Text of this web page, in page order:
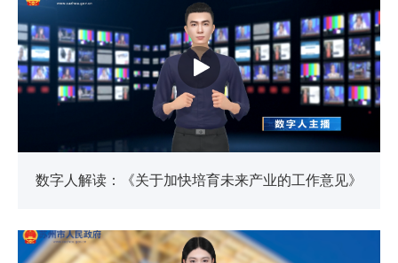
数字人解读：《关于加快培育未来产业的工作意见》